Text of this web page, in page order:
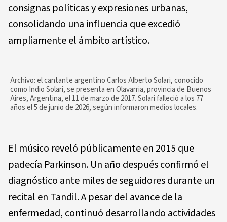
consignas políticas y expresiones urbanas,
consolidando una influencia que excedió
ampliamente el ámbito artístico.
Archivo: el cantante argentino Carlos Alberto Solari, conocido
como Indio Solari, se presenta en Olavarria, provincia de Buenos
Aires, Argentina, el 11 de marzo de 2017. Solari falleció a los 77
años el 5 de junio de 2026, según informaron medios locales.
El músico reveló públicamente en 2015 que
padecía Parkinson. Un año después confirmó el
diagnóstico ante miles de seguidores durante un
recital en Tandil. A pesar del avance de la
enfermedad, continuó desarrollando actividades